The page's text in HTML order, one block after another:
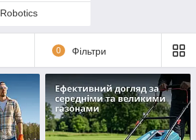
Robotics
0 Фільтри